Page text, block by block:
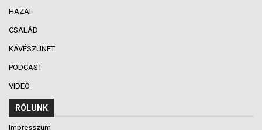
HAZAI
CSALÁD
KÁVÉSZÜNET
PODCAST
VIDEÓ
RÓLUNK
Impresszum